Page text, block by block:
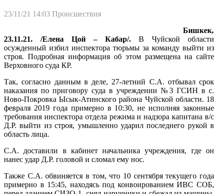
23/11/21 14:03 Происшествия
Бишкек,
23.11.21. /Елена Цой – Кабар/. В Чуйской области
осужденный избил инспектора тюрьмы за команду выйти из
строя. Подробная информация об этом размещена на сайте
Верховного суда КР.
Так, согласно данным в деле, 27-летний С.А. отбывал срок
наказания по приговору суда в учреждении №3 ГСИН в с.
Ново-Покровка Ысык-Атинского района Чуйской области. 18
февраля 2019 года примерно в 10:30, не исполняя законные
требования инспектора отдела режима и надзора капитана в/с
Д.Р. выйти из строя, умышленно ударил последнего рукой в
область лица.
С.А. доставили в кабинет начальника учреждения, где он
нанес удар Д.Р. головой и сломал ему нос.
Также С.А. обвиняется в том, что 10 сентября текущего года
примерно в 15:45, находясь под конвоированием ИВС СОБ,